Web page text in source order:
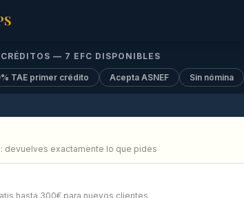
— 7 EFC DISPONIBLES
TAE primer crédito Acepta ASNEF Sin nómina
devuelves exactamente lo que pides
hasta 300€ para nuevos clientes